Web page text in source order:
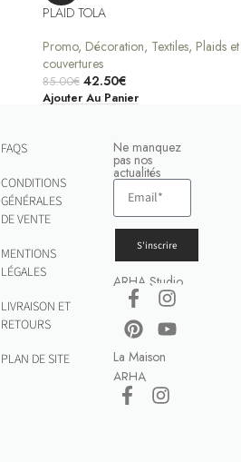
PLAID TOLA
Promo, Décoration, Textiles, Plaids et
couvertures
85.00€ 42.50€
Ajouter Au Panier
FAQS
CONDITIONS
GÉNÉRALES
DE VENTE
MENTIONS
LÉGALES
LIVRAISON ET
RETOURS
PLAN DE SITE
Ne manquez
pas nos
actualités
S'inscrire
ARHA Studio
La Maison
ARHA